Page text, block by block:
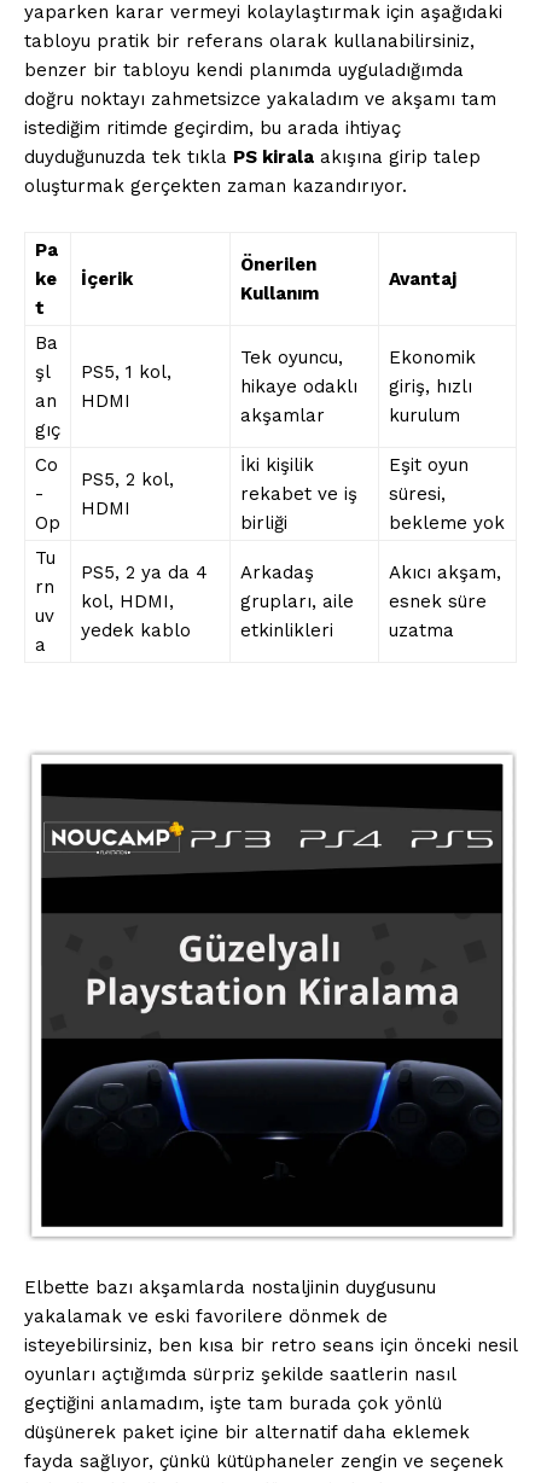
yaparken karar vermeyi kolaylaştırmak için aşağıdaki
tabloyu pratik bir referans olarak kullanabilirsiniz,
benzer bir tabloyu kendi planımda uyguladığımda
doğru noktayı zahmetsizce yakaladım ve akşamı tam
istediğim ritimde geçirdim, bu arada ihtiyaç
duyduğunuzda tek tıkla PS kirala akışına girip talep
oluşturmak gerçekten zaman kazandırıyor.
Pa
ke
t
İçerik
Önerilen
Kullanım
Avantaj
Ba
şl
an
gıç
PS5, 1 kol,
HDMI
Tek oyuncu,
hikaye odaklı
akşamlar
Ekonomik
giriş, hızlı
kurulum
Co
-
Op
PS5, 2 kol,
HDMI
İki kişilik
rekabet ve iş
birliği
Eşit oyun
süresi,
bekleme yok
Tu
rn
uv
a
PS5, 2 ya da 4
kol, HDMI,
yedek kablo
Arkadaş
grupları, aile
etkinlikleri
Akıcı akşam,
esnek süre
uzatma
Elbette bazı akşamlarda nostaljinin duygusunu
yakalamak ve eski favorilere dönmek de
isteyebilirsiniz, ben kısa bir retro seans için önceki nesil
oyunları açtığımda sürpriz şekilde saatlerin nasıl
geçtiğini anlamadım, işte tam burada çok yönlü
düşünerek paket içine bir alternatif daha eklemek
fayda sağlıyor, çünkü kütüphaneler zengin ve seçenek